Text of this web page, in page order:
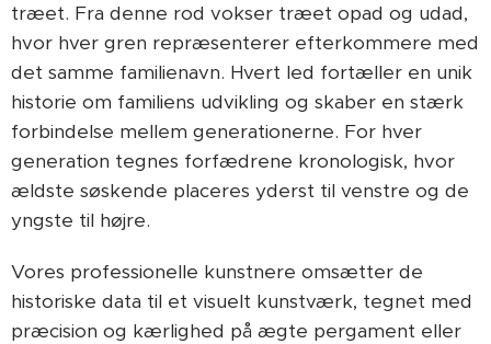
træet. Fra denne rod vokser træet opad og udad,
hvor hver gren repræsenterer efterkommere med
det samme familienavn. Hvert led fortæller en unik
historie om familiens udvikling og skaber en stærk
forbindelse mellem generationerne. For hver
generation tegnes forfædrene kronologisk, hvor
ældste søskende placeres yderst til venstre og de
yngste til højre.
Vores professionelle kunstnere omsætter de
historiske data til et visuelt kunstværk, tegnet med
præcision og kærlighed på ægte pergament eller